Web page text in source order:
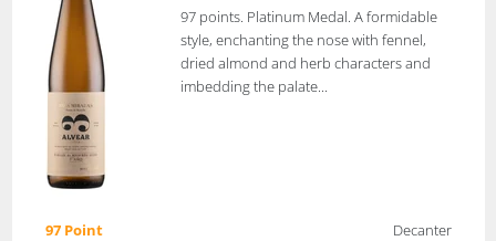
97 points. Platinum Medal. A formidable
style, enchanting the nose with fennel,
dried almond and herb characters and
imbedding the palate...
97 Point
Decanter